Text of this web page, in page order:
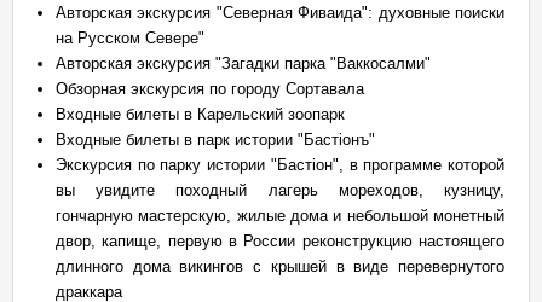
Авторская экскурсия "Северная Фиваида": духовные поиски
на Русском Севере"
Авторская экскурсия "Загадки парка "Ваккосалми"
Обзорная экскурсия по городу Сортавала
Входные билеты в Карельский зоопарк
Входные билеты в парк истории "Бастiонъ"
Экскурсия по парку истории "Бастiон", в программе которой
вы увидите походный лагерь мореходов, кузницу,
гончарную мастерскую, жилые дома и небольшой монетный
двор, капище, первую в России реконструкцию настоящего
длинного дома викингов с крышей в виде перевернутого
драккара